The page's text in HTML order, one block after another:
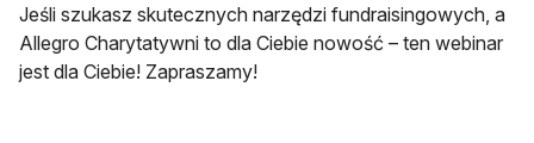
Jeśli szukasz skutecznych narzędzi fundraisingowych, a
Allegro Charytatywni to dla Ciebie nowość – ten webinar
jest dla Ciebie! Zapraszamy!